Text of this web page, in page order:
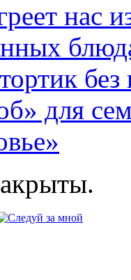
нас
для